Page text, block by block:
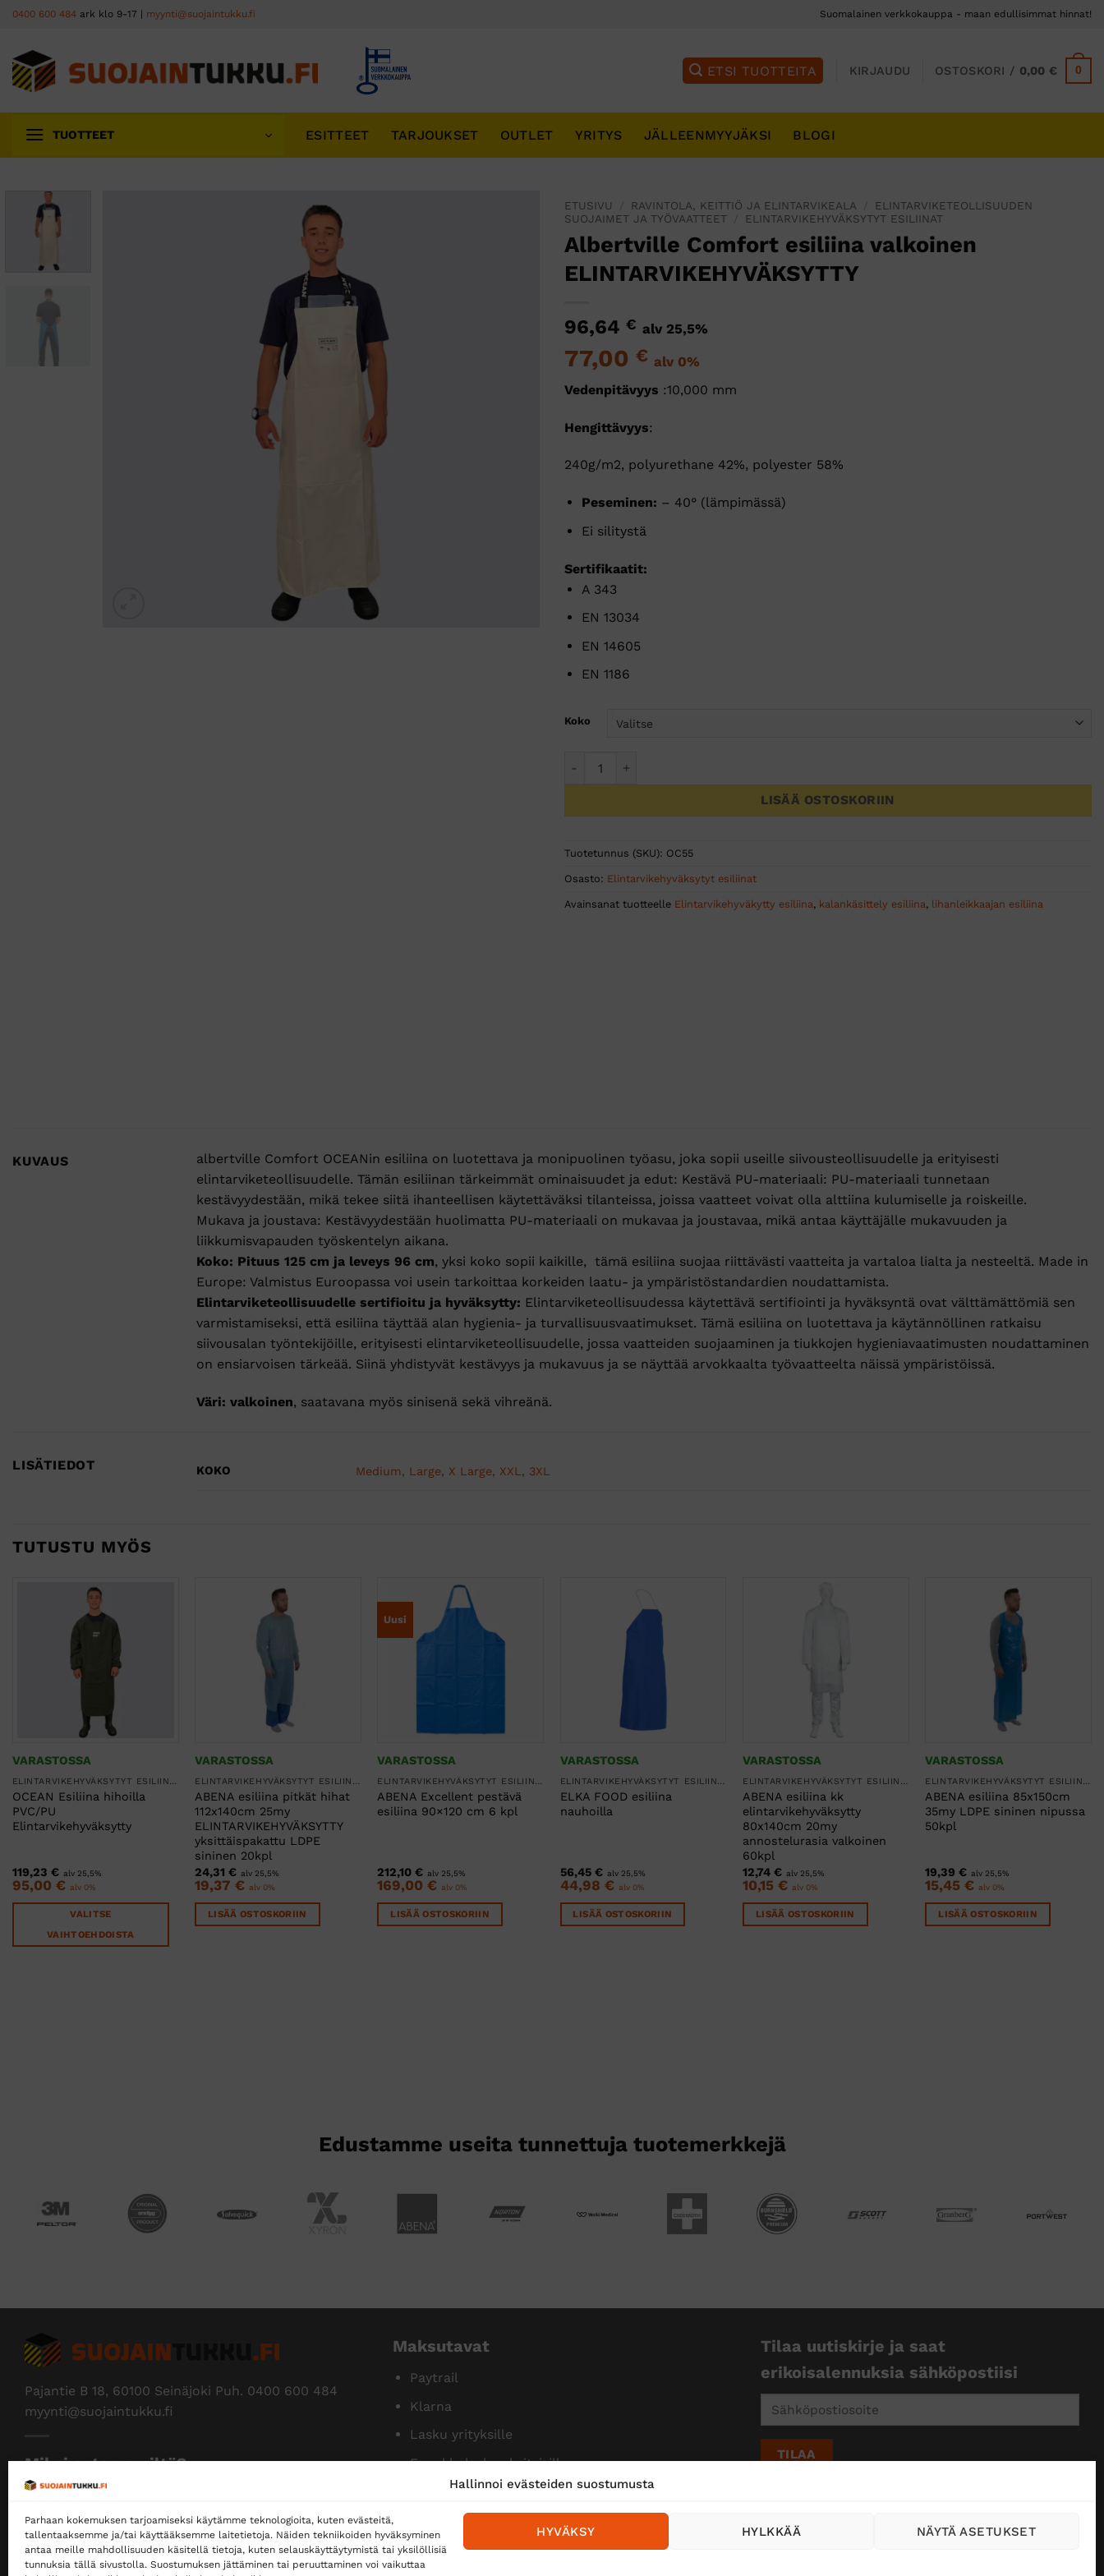
Hallinnoi evästeiden suostumusta
Parhaan kokemuksen tarjoamiseksi käytämme teknologioita, kuten evästeitä,
tallentaaksemme ja/tai käyttääksemme laitetietoja. Näiden tekniikoiden hyväksyminen
antaa meille mahdollisuuden käsitellä tietoja, kuten selauskäyttäytymistä tai yksilöllisiä
tunnuksia tällä sivustolla. Suostumuksen jättäminen tai peruuttaminen voi vaikuttaa
HYVÄKSY HYLKKÄÄ NÄYTÄ ASETUKSET
Skip
content
0400 600 484 ark klo 9-17 | myynti@suojaintukku.fi Suomalainen verkkokauppa - maan edullisimmat hinnat!
KIRJAUDU OSTOSKORI / 0,00€ 0
TUOTTEET ESITTEET TARJOUKSET OUTLET YRITYS JÄLLEENMYYJÄKSI BLOGI
ETUSIVU RAVINTOLA, KEITTIÖ JA ELINTARVIKEALA
ELINTARVIKETEOLLISUUDEN
SUOJAIMET JA TYÖVAATTEET
ELINTARVIKEHYVÄKSYTYT ESILIINAT
Albertville Comfort esiliina valkoinen
ELINTARVIKEHYVÄKSYTTY
96,64 € alv 25,5%
77,00 € alv 0%
Vedenpitävyys :10,000 mm
Hengittävyys:
240g/m2, polyurethane 42%, polyester 58%
Peseminen: – 40° (lämpimässä)
Ei silitystä
Sertifikaatit:
A 343
EN 13034
EN 14605
EN 1186
Koko
LISÄÄ OSTOSKORIIN
Tuotetunnus (SKU): OC55
Osasto: Elintarvikehyväksytyt esiliinat
Avainsanat tuotteelle Elintarvikehyväkytty esiliina, kalankäsittely esiliina, lihanleikkaajan esiliina
KUVAUS
albertville Comfort OCEANin esiliina on luotettava ja monipuolinen työasu, joka sopii useille siivousteollisuudelle ja erityisesti
elintarviketeollisuudelle. Tämän esiliinan tärkeimmät ominaisuudet ja edut: Kestävä PU-materiaali: PU-materiaali tunnetaan
kestävyydestään, mikä tekee siitä ihanteellisen käytettäväksi tilanteissa, joissa vaatteet voivat olla alttiina kulumiselle ja roiskeille.
Mukava ja joustava: Kestävyydestään huolimatta PU-materiaali on mukavaa ja joustavaa, mikä antaa käyttäjälle mukavuuden ja
liikkumisvapauden työskentelyn aikana.
Koko: Pituus 125 cm ja leveys 96 cm, yksi koko sopii kaikille, tämä esiliina suojaa riittävästi vaatteita ja vartaloa lialta ja nesteeltä. Made in
Europe: Valmistus Euroopassa voi usein tarkoittaa korkeiden laatu- ja ympäristöstandardien noudattamista.
Elintarviketeollisuudelle sertifioitu ja hyväksytty: Elintarviketeollisuudessa käytettävä sertifiointi ja hyväksyntä ovat välttämättömiä sen
varmistamiseksi, että esiliina täyttää alan hygienia- ja turvallisuusvaatimukset. Tämä esiliina on luotettava ja käytännöllinen ratkaisu
siivousalan työntekijöille, erityisesti elintarviketeollisuudelle, jossa vaatteiden suojaaminen ja tiukkojen hygieniavaatimusten noudattaminen
on ensiarvoisen tärkeää. Siinä yhdistyvät kestävyys ja mukavuus ja se näyttää arvokkaalta työvaatteelta näissä ympäristöissä.
Väri: valkoinen, saatavana myös sinisenä sekä vihreänä.
LISÄTIEDOT KOKO Medium, Large, X Large, XXL , 3XL
TUTUSTU MYÖS
VARASTOSSA
ELINTARVIKEHYVÄKSYTYT ESILIINAT
OCEAN Esiliina hihoilla
PVC/PU
Elintarvikehyväksytty
119,23 € alv 25,5%
95,00 € alv 0%
VALITSE
VAIHTOEHDOISTA
VARASTOSSA
ELINTARVIKEHYVÄKSYTYT ESILIINAT
ABENA esiliina pitkät hihat
112x140cm 25my
ELINTARVIKEHYVÄKSYTTY
yksittäispakattu LDPE
sininen 20kpl
24,31€ alv 25,5%
19,37€ alv 0%
LISÄÄ OSTOSKORIIN
Uusi
VARASTOSSA
ELINTARVIKEHYVÄKSYTYT ESILIINAT
ABENA Excellent pestävä
esiliina 90×120 cm 6 kpl
212,10€ alv 25,5%
169,00€ alv 0%
LISÄÄ OSTOSKORIIN
VARASTOSSA
ELINTARVIKEHYVÄKSYTYT ESILIINAT
ELKA FOOD esiliina
nauhoilla
56,45 € alv 25,5%
44,98 € alv 0%
LISÄÄ OSTOSKORIIN
VARASTOSSA
ELINTARVIKEHYVÄKSYTYT ESILIINAT
ABENA esiliina kk
elintarvikehyväksytty
80x140cm 20my
annostelurasia valkoinen
60kpl
12,74€ alv 25,5%
10,15€ alv 0%
LISÄÄ OSTOSKORIIN
VARASTOSSA
ELINTARVIKEHYVÄKSYTYT ESILIINAT
ABENA esiliina 85x150cm
35my LDPE sininen nipussa
50kpl
19,39€ alv 25,5%
15,45€ alv 0%
LISÄÄ OSTOSKORIIN
Edustamme useita tunnettuja tuotemerkkejä
Pajantie B 18, 60100 Seinäjoki Puh. 0400 600 484
myynti@suojaintukku.fi
Miksi ostaa meiltä?
Ostaminen ei edellytä rekisteröitymistä
Ilmainen toimitus noutopisteeseen yli 200 €
tilauksille!
Maksutavat
Paytrail
Klarna
Lasku yrityksille
Ennakkolasku yksityisille
Tilaa uutiskirje ja saat
erikoisalennuksia sähköpostiisi